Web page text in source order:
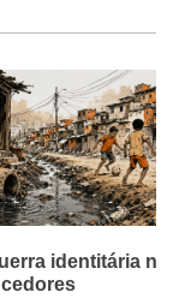
identitária não